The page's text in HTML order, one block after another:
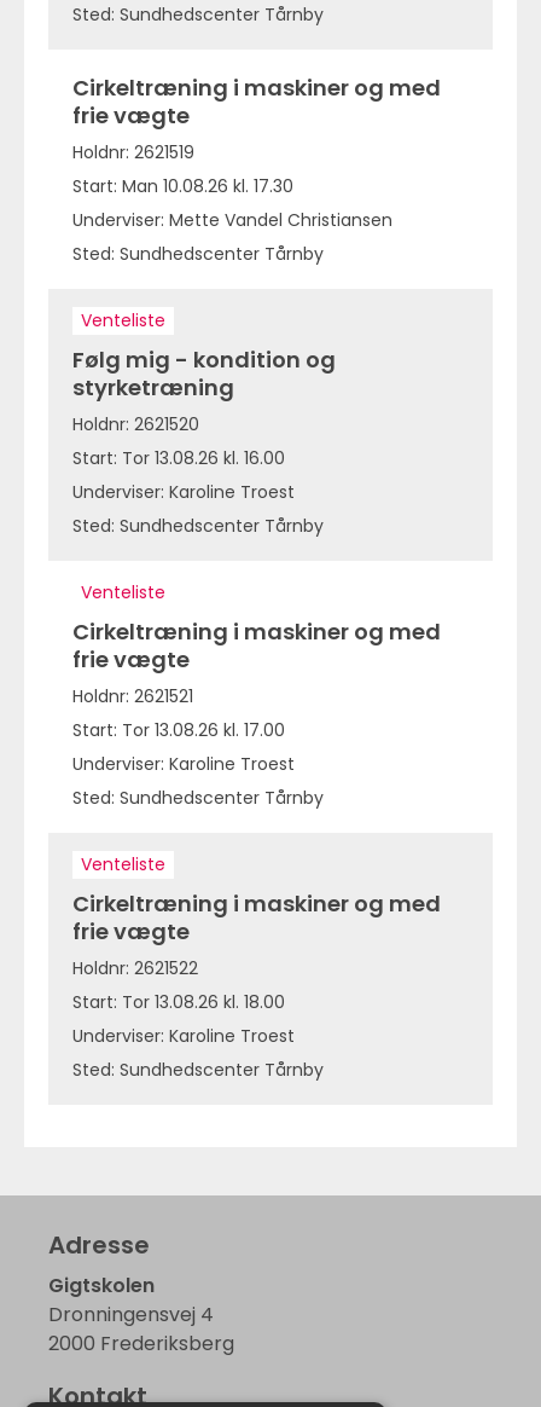
Sted: Sundhedscenter Tårnby
Cirkeltræning i maskiner og med
frie vægte
Holdnr: 2621519
Start: Man 10.08.26 kl. 17.30
Underviser: Mette Vandel Christiansen
Sted: Sundhedscenter Tårnby
Venteliste
Følg mig - kondition og
styrketræning
Holdnr: 2621520
Start: Tor 13.08.26 kl. 16.00
Underviser: Karoline Troest
Sted: Sundhedscenter Tårnby
Venteliste
Cirkeltræning i maskiner og med
frie vægte
Holdnr: 2621521
Start: Tor 13.08.26 kl. 17.00
Underviser: Karoline Troest
Sted: Sundhedscenter Tårnby
Venteliste
Cirkeltræning i maskiner og med
frie vægte
Holdnr: 2621522
Start: Tor 13.08.26 kl. 18.00
Underviser: Karoline Troest
Sted: Sundhedscenter Tårnby
Adresse
Gigtskolen
Dronningensvej 4
2000 Frederiksberg
Kontakt